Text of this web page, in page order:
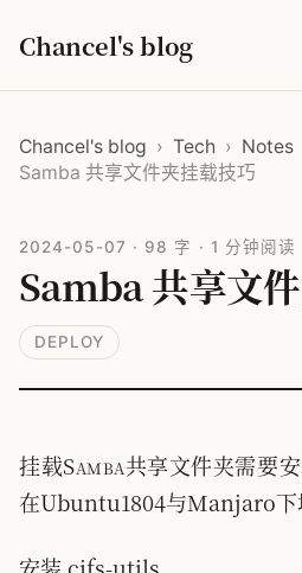
Chancel's blog
Chancel's blog › Tech › Notes
Samba 共享文件夹挂载技巧
2024-05-07 · 98 字 · 1 分钟阅读
Samba 共享文
DEPLOY
挂载Samba共享文件夹需要
在Ubuntu1804与Manjaro下